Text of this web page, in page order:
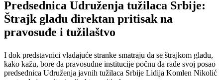
Predsednica Udruženja tužilaca Srbije:
Štrajk glađu direktan pritisak na
pravosuđe i tužilaštvo
I dok predstavnici vladajuće stranke smatraju da se štrajkom glađu,
kako kažu, bore da pravosudne institucije počnu da rade svoj posao
predsednica Udruženja javnih tužilaca Srbije Lidija Komlen Nikolić